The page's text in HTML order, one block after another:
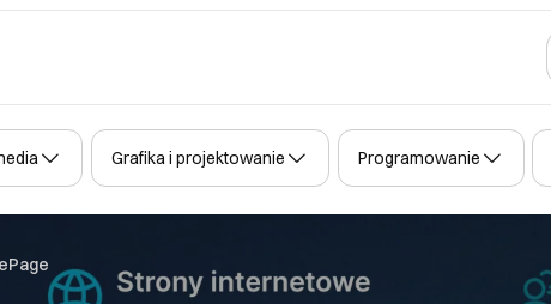
Grafika i projektowanie Programowanie